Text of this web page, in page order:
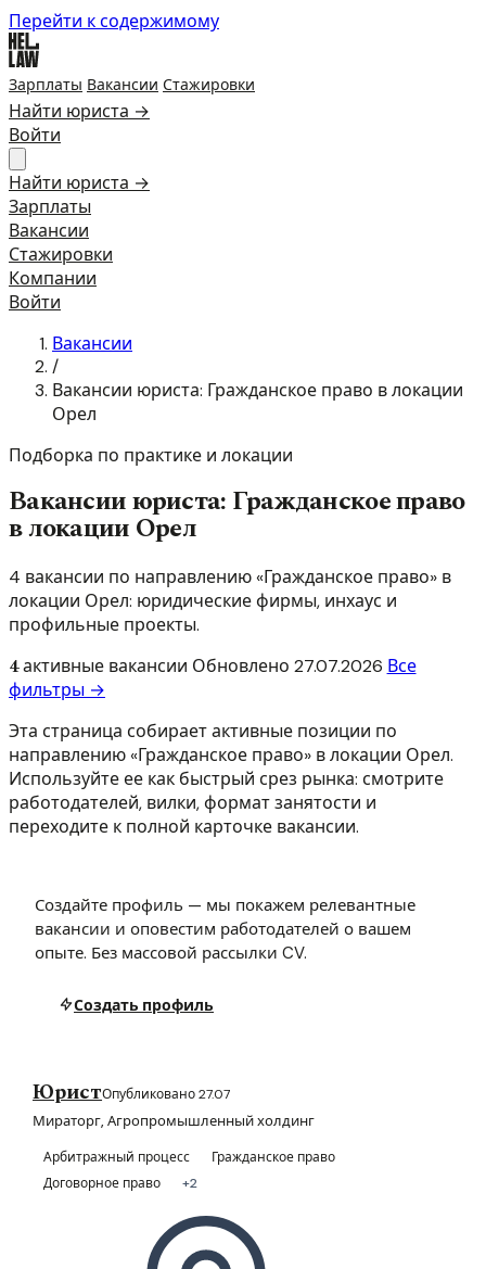
Перейти к содержимому
Зарплаты Вакансии Стажировки
Найти юриста →
Войти
Найти юриста →
Зарплаты
Вакансии
Стажировки
Компании
Войти
Вакансии
/
Вакансии юриста: Гражданское право в локации
Орел
Подборка по практике и локации
Вакансии юриста: Гражданское право
в локации Орел
4 вакансии по направлению «Гражданское право» в
локации Орел: юридические фирмы, инхаус и
профильные проекты.
4 активные вакансии Обновлено 27.07.2026 Все
фильтры →
Эта страница собирает активные позиции по
направлению «Гражданское право» в локации Орел.
Используйте ее как быстрый срез рынка: смотрите
работодателей, вилки, формат занятости и
переходите к полной карточке вакансии.
Создайте профиль — мы покажем релевантные
вакансии и оповестим работодателей о вашем
опыте. Без массовой рассылки CV.
Создать профиль
ЮристОпубликовано 27.07
Мираторг, Агропромышленный холдинг
Арбитражный процесс
Гражданское право
Договорное право
+2